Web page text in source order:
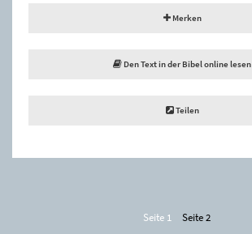
Merken
Den Text in der Bibel online lesen
Teilen
Seite 1 Seite 2